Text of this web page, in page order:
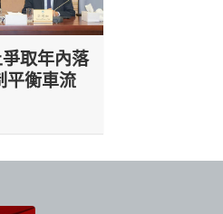
取年內落
平衡車流